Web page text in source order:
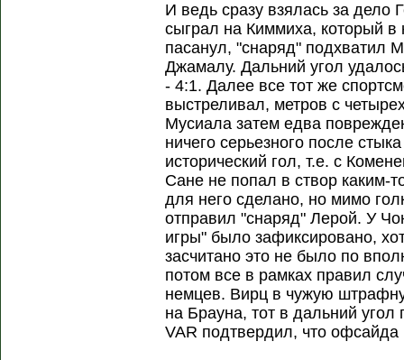
И ведь сразу взялась за
сыграл на Киммиха, который в
пасанул, "снаряд" подхватил
Джамалу. Дальний угол
- 4:1. Далее все тот же
выстреливал, метров с
Мусиала затем едва
ничего серьезного после
исторический гол, т.е. с
Сане не попал в створ каким-
для него сделано, но мимо
отправил "снаряд" Лерой. У
игры" было зафиксировано,
засчитано это не было по
потом все в рамках правил
немцев. Вирц в чужую
на Брауна, тот в дальний
VAR подтвердил, что